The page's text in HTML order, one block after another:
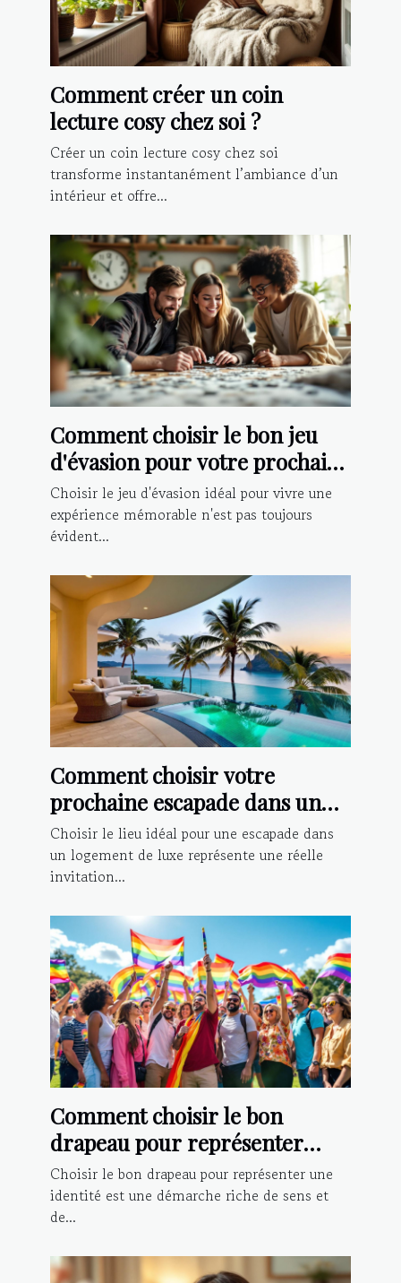
Comment créer un coin
lecture cosy chez soi ?
Créer un coin lecture cosy chez soi
transforme instantanément l’ambiance d’un
intérieur et offre...
Comment choisir le bon jeu
d'évasion pour votre prochaine
aventure ?
Choisir le jeu d'évasion idéal pour vivre une
expérience mémorable n'est pas toujours
évident...
Comment choisir votre
prochaine escapade dans un
logement de luxe ?
Choisir le lieu idéal pour une escapade dans
un logement de luxe représente une réelle
invitation...
Comment choisir le bon
drapeau pour représenter
votre identité?
Choisir le bon drapeau pour représenter une
identité est une démarche riche de sens et
de...